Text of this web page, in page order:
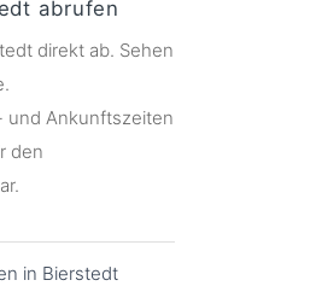
abrufen
direkt ab. Sehen
und Ankunftszeiten
den
in Bierstedt